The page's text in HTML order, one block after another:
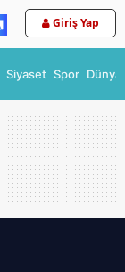
Giriş Yap
Siyaset Spor Dünya